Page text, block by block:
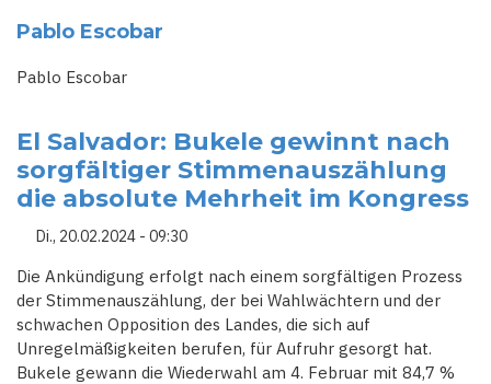
Pablo Escobar
Pablo Escobar
El Salvador: Bukele gewinnt nach
sorgfältiger Stimmenauszählung
die absolute Mehrheit im Kongress
Di., 20.02.2024 - 09:30
Die Ankündigung erfolgt nach einem sorgfältigen Prozess
der Stimmenauszählung, der bei Wahlwächtern und der
schwachen Opposition des Landes, die sich auf
Unregelmäßigkeiten berufen, für Aufruhr gesorgt hat.
Bukele gewann die Wiederwahl am 4. Februar mit 84,7 %